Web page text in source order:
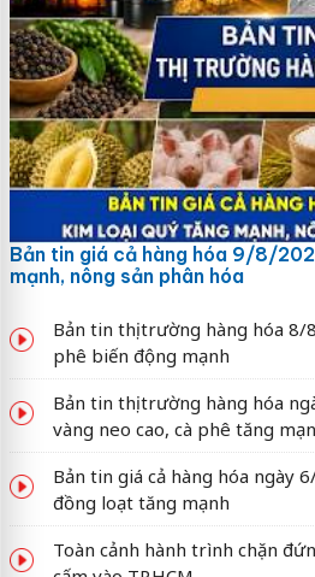
Bản tin giá cả hàng hóa 9/8/
mạnh, nông sản phân hóa
Bản tin thị trường hàng hóa 8/
phê biến động mạnh
Bản tin thị trường hàng hóa
vàng neo cao, cà phê tăng
Bản tin giá cả hàng hóa ngày
đồng loạt tăng mạnh
Toàn cảnh hành trình chặn